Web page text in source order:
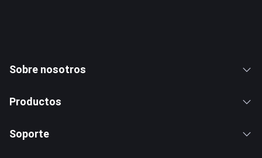
Sobre nosotros
Productos
Soporte